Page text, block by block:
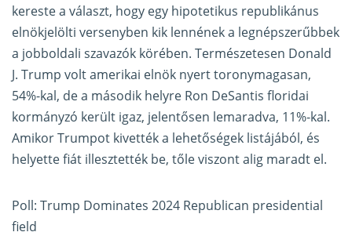
kereste a választ, hogy egy hipotetikus republikánus
elnökjelölti versenyben kik lennének a legnépszerűbbek
a jobboldali szavazók körében. Természetesen Donald
J. Trump volt amerikai elnök nyert toronymagasan,
54%-kal, de a második helyre Ron DeSantis floridai
kormányzó került igaz, jelentősen lemaradva, 11%-kal.
Amikor Trumpot kivették a lehetőségek listájából, és
helyette fiát illesztették be, tőle viszont alig maradt el.
Poll: Trump Dominates 2024 Republican presidential
field